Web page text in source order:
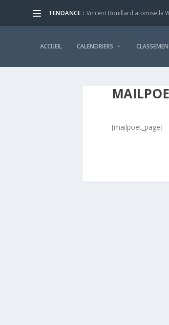
TENDANCE : Vincent Bouillard atomise la
ACCUEIL CALENDRIERS
[mailpoet_page]